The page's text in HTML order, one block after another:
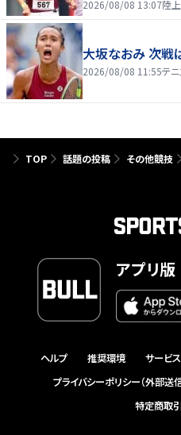
2026/08/08 13:07陸上
大坂なおみ 次戦
2026/08/08 11:55テニ
TOP 話題の投稿 その他競技
アプリ版
ヘルプ 推奨環境 サービ
プライバシーポリシー（外部送
特定商取